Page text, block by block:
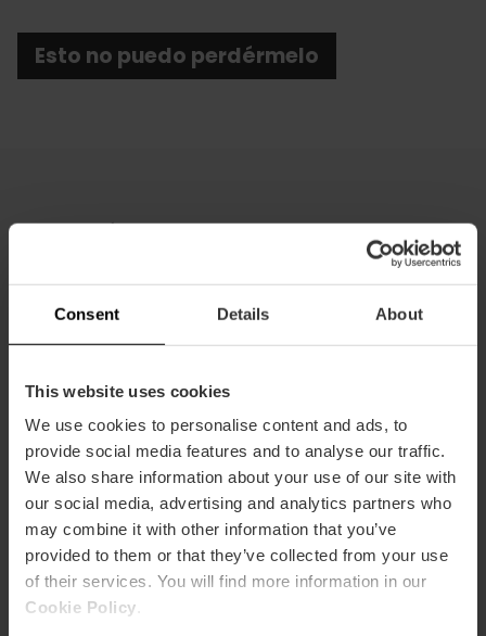
Consent Details About
This website uses cookies
We use cookies to personalise content and ads, to
provide social media features and to analyse our traffic.
We also share information about your use of our site with
our social media, advertising and analytics partners who
may combine it with other information that you’ve
provided to them or that they’ve collected from your use
of their services. You will find more information in our
Cookie Policy
Esto no puedo perdérmelo
También te puede interesar